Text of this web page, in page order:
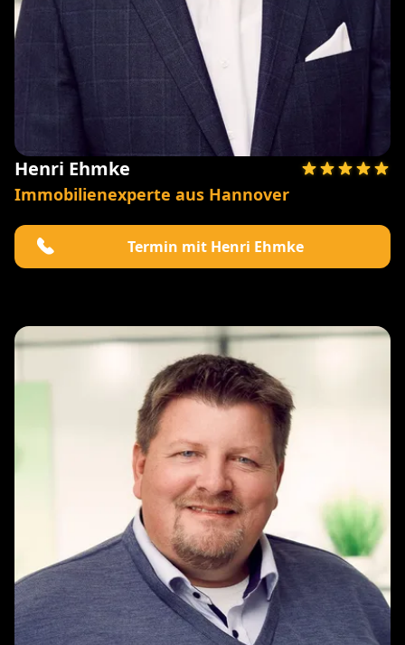
Henri Ehmke
Immobilienexperte aus Hannover
Termin mit Henri Ehmke